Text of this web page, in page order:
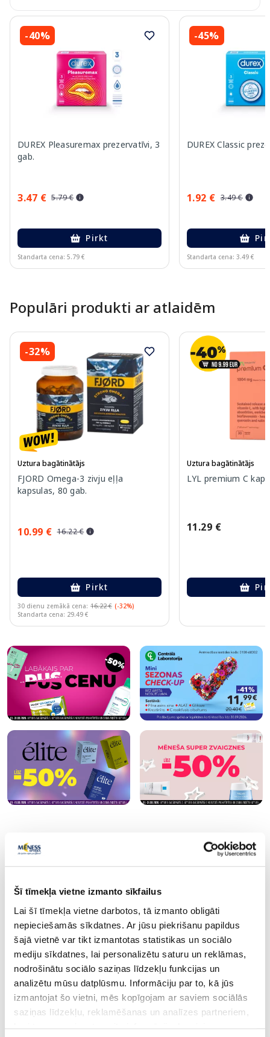
Šī tīmekļa vietne izmanto sīkfailus
Lai šī tīmekļa vietne darbotos, tā izmanto obligāti
nepieciešamās sīkdatnes. Ar jūsu piekrišanu papildus
šajā vietnē var tikt izmantotas statistikas un sociālo
mediju sīkdatnes, lai personalizētu saturu un reklāmas,
nodrošinātu sociālo saziņas līdzekļu funkcijas un
analizētu mūsu datplūsmu. Informāciju par to, kā jūs
izmantojat šo vietni, mēs kopīgojam ar saviem sociālās
saziņas līdzekļu, reklamēšanas un analīzes partneriem,
-40%
DUREX Pleasuremax prezervatīvi, 3
gab.
3.47 € 5.79 €
Pirkt
Standarta cena: 5.79 €
-45%
DUREX Classic
1.92 € 3.49 €
Standarta cena: 3.49 €
Populāri produkti ar atlaidēm
-32%
Uztura bagātinātājs
FJORD Omega-3 zivju eļļa
kapsulas, 80 gab.
10.99 € 16.22 €
Pirkt
30 dienu zemākā cena: 16.22 € (-32%)
Standarta cena: 29.49 €
Uztura bagātinātājs
LYL premium C
11.29 €
Populārākie kategorijā
DUREX Mutual Pleasure
prezervatīvi, 10 gab.
CEYLOR Non-Latex
prezervatīvi, 6 gab.